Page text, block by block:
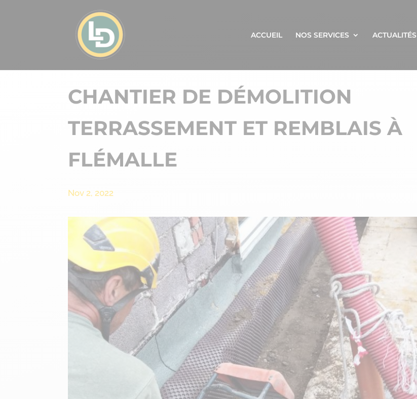
ACCUEIL NOS SERVICES ACTUALITÉS
CHANTIER DE DÉMOLITION
TERRASSEMENT ET REMBLAIS À
FLÉMALLE
Nov 2, 2022